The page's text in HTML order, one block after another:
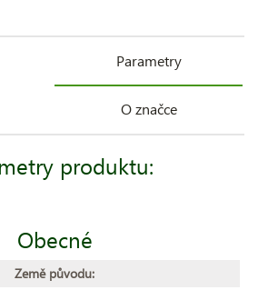
Parametry
O značce
produktu:
Obecné
Země původu: